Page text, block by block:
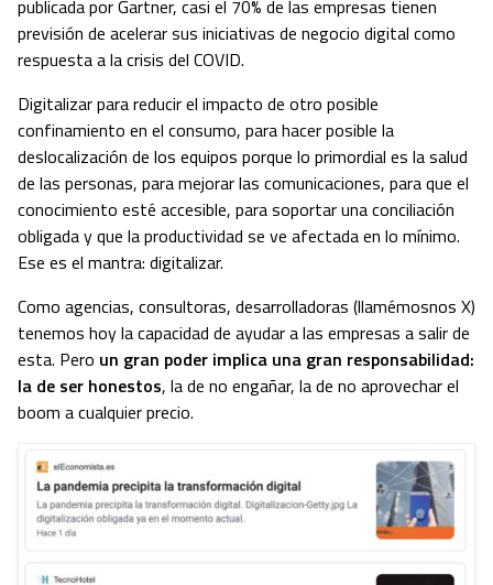
publicada por Gartner, casi el 70% de las empresas tienen
previsión de acelerar sus iniciativas de negocio digital como
respuesta a la crisis del COVID.
Digitalizar para reducir el impacto de otro posible
confinamiento en el consumo, para hacer posible la
deslocalización de los equipos porque lo primordial es la salud
de las personas, para mejorar las comunicaciones, para que el
conocimiento esté accesible, para soportar una conciliación
obligada y que la productividad se ve afectada en lo mínimo.
Ese es el mantra: digitalizar.
Como agencias, consultoras, desarrolladoras (llamémosnos X)
tenemos hoy la capacidad de ayudar a las empresas a salir de
esta. Pero un gran poder implica una gran responsabilidad:
la de ser honestos, la de no engañar, la de no aprovechar el
boom a cualquier precio.